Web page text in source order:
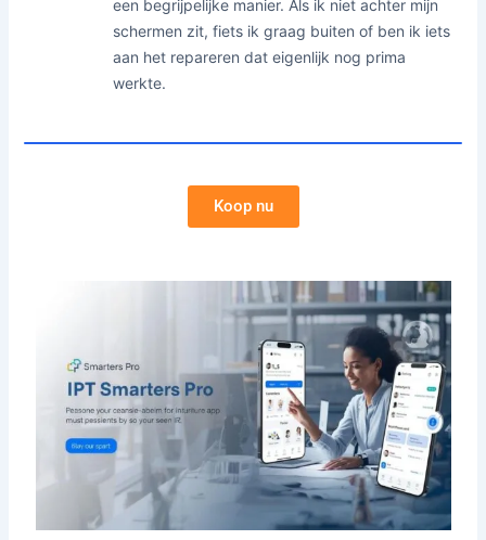
een begrijpelijke manier. Als ik niet achter mijn
schermen zit, fiets ik graag buiten of ben ik iets
aan het repareren dat eigenlijk nog prima
werkte.
Koop nu